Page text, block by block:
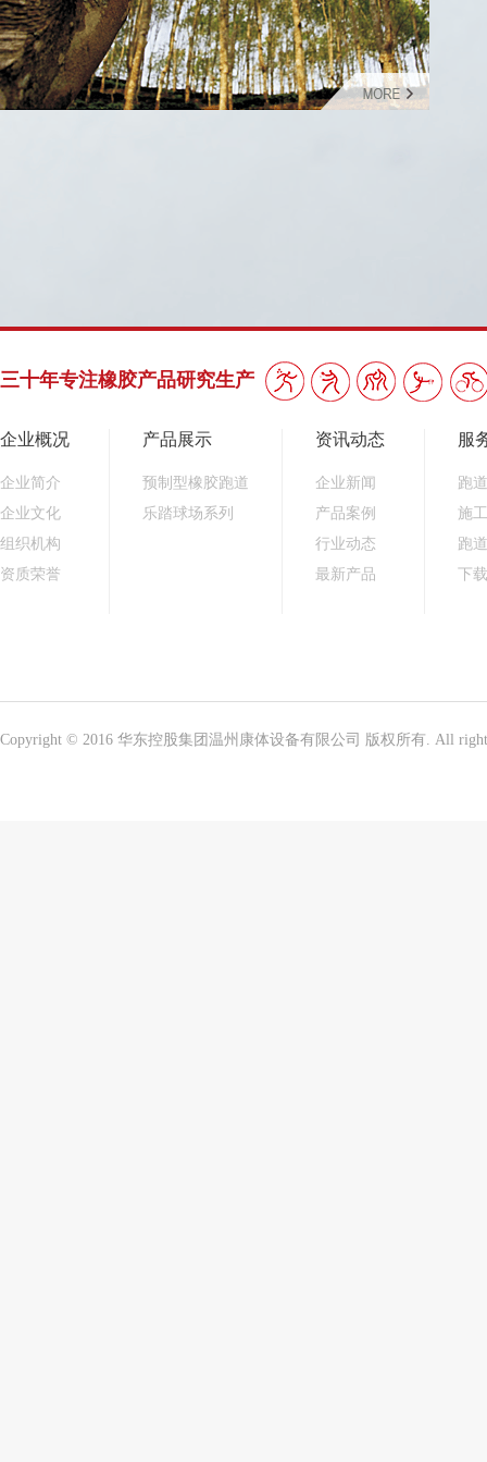
三十年专注橡胶产品研究生产
企业概况
企业简介
企业文化
组织机构
资质荣誉
产品展示
预制型橡胶跑道
乐踏球场系列
资讯动态
企业新闻
产品案例
行业动态
最新产品
服
跑
施
跑
下
Copyright © 2016 华东控股集团温州康体设备有限公司 版权所有. All